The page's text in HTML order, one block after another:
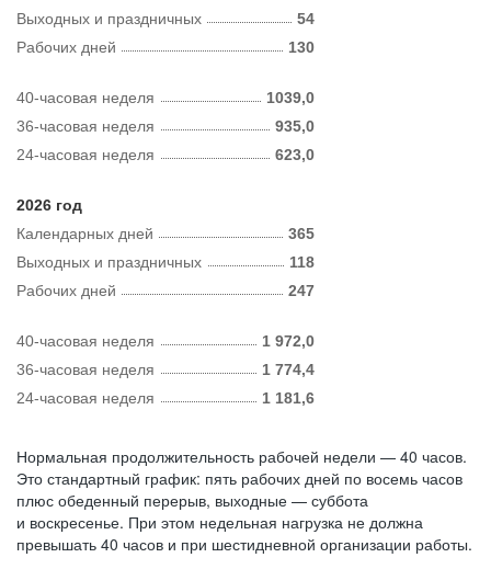
Рабочих дней 130
Выходных и праздничных 54
40-часовая неделя
1039,0
36-часовая неделя
935,0
24-часовая неделя
623,0
2026 год
Календарных дней
365
Рабочих дней 247
Выходных и праздничных 118
40-часовая неделя
1 972,0
36-часовая неделя
1 774,4
24-часовая неделя
1 181,6
Нормальная продолжительность рабочей недели — 40 часов.
Это стандартный график: пять рабочих дней по восемь часов
плюс обеденный перерыв, выходные — суббота
и воскресенье. При этом недельная нагрузка не должна
превышать 40 часов и при шестидневной организации работы.